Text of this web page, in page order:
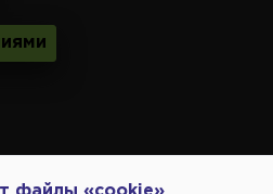
файлы «cookie»